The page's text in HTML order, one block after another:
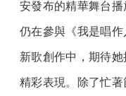
安發布的精華舞台播
仍在參與《我是唱
新歌創作中，期待
精彩表現。除了忙